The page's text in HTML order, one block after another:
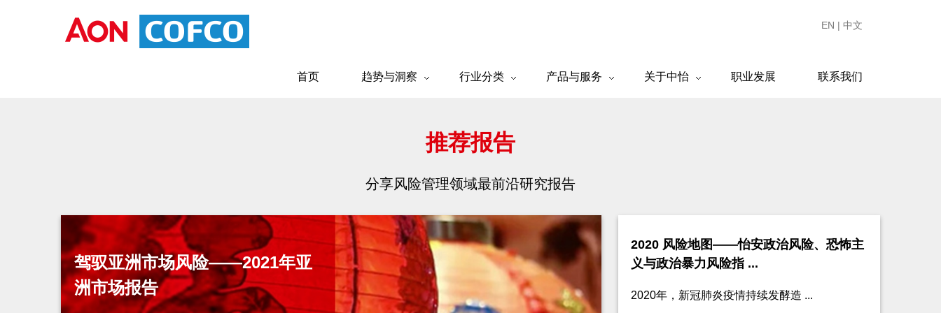
EN | 中文
首页 趋势与洞察 行业分类 产品与服务 关于中怡 职业发展 联系我们
推荐报告
分享风险管理领域最前沿研究报告
驾驭亚洲市场风险——2021年亚
洲市场报告
2020 风险地图——怡安政治风险、恐怖主
义与政治暴力风险指 ...
2020年，新冠肺炎疫情持续发酵造 ...